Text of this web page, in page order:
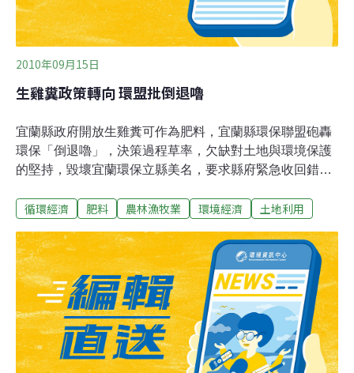
2010年09月15日
生雞糞政策轉向 環盟批倒退嚕
宜蘭縣政府開放生雞糞可作為肥料，宜蘭縣環保聯盟砲轟
環保「倒退嚕」，決策過程草率，欠缺對土地與環境保護
的堅持，毀壞宜蘭環保立縣美名，要求縣府緊急收回錯誤
最近卻廢止該公告，形同開放農民使用；環保聯盟發表強
保立縣，縣府不應走回頭路，過去明文禁止的法令，只因
為部分農民顧及成本偏高，縣府政策就轉向。聯盟強調，
所謂成本更應該顧及「環境成本」，使用生雞糞會有蠅卵
寄生，覆土難以確實，在曝曬過程易生臭味，也會使土壤
劣化、酸化，大同鄉四季、南山耕作區很多在蘭陽溪畔，
會嚴重污染水源，對環境影響既深且遠，宜蘭環保立縣美
名，難道要付諸流水？張捷隆質疑，縣府稱政策修訂是希
循環經濟 肥料 農林漁牧業 環境經濟 土地利用